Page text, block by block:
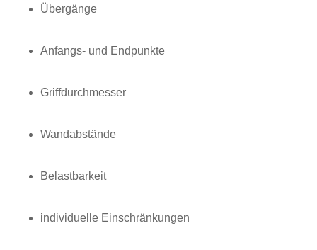
Übergänge
Anfangs- und Endpunkte
Griffdurchmesser
Wandabstände
Belastbarkeit
individuelle Einschränkungen